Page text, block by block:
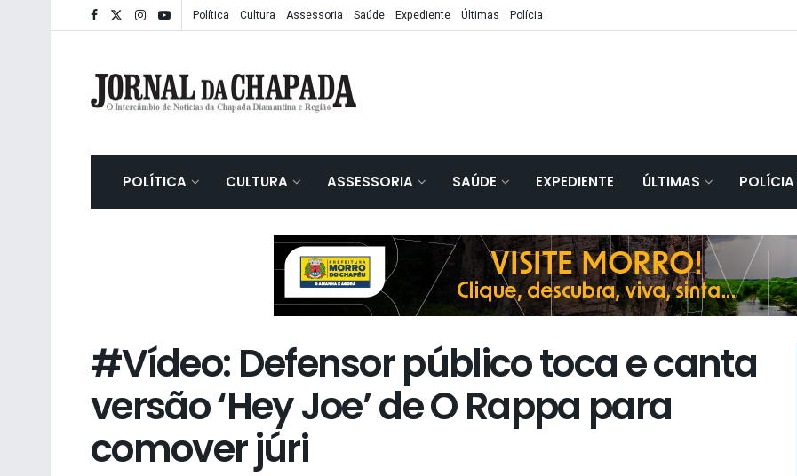
Política Cultura Assessoria Saúde Expediente Últimas Polícia
POLÍTICA CULTURA ASSESSORIA SAÚDE EXPEDIENTE ÚLTIMAS POLÍCIA
#Vídeo: Defensor público toca e canta
versão ‘Hey Joe’ de O Rappa para
comover júri